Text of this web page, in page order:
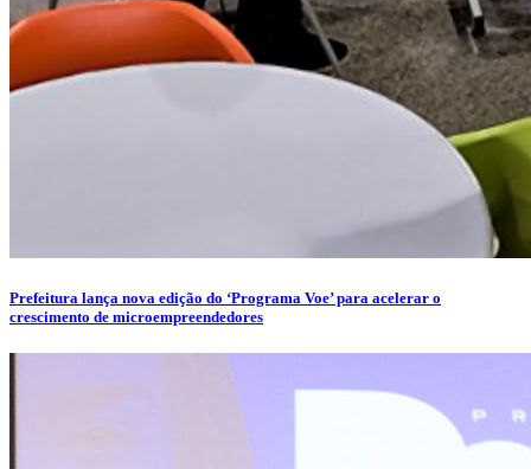
Prefeitura lança nova edição do ‘Programa Voe’ para acelerar o
crescimento de microempreendedores